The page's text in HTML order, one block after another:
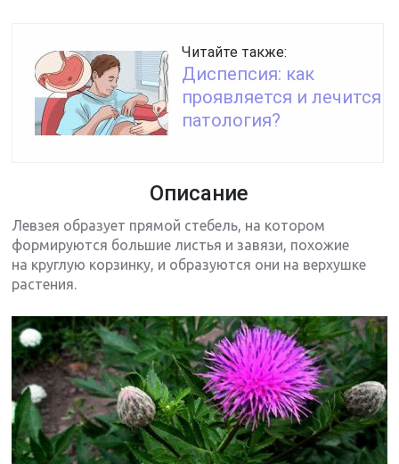
Читайте также:
Диспепсия: как
проявляется и лечится
патология?
Описание
Левзея образует прямой стебель, на котором
формируются большие листья и завязи, похожие
на круглую корзинку, и образуются они на верхушке
растения.